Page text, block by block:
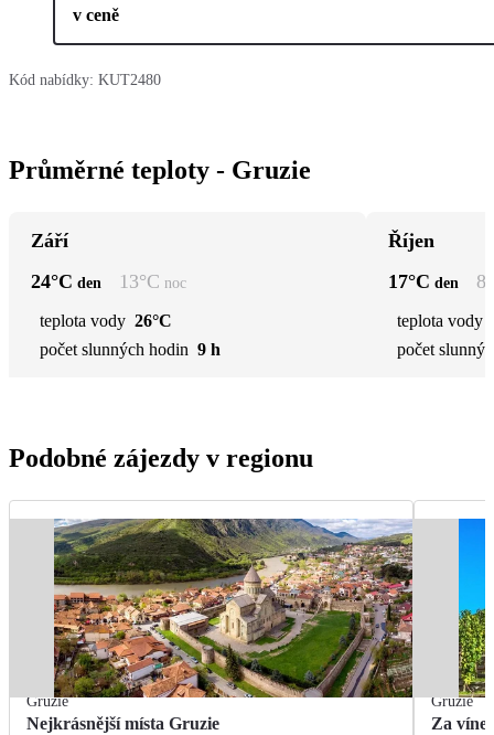
v ceně
Kód nabídky: KUT2480
Průměrné teploty - Gruzie
Září
24°C den 13°C noc
teplota vody 26°C
počet slunných hodin 9 h
Říjen
17°C den 8
teplota vody
počet
Podobné zájezdy v regionu
Gruzie
Nejkrásnější místa Gruzie
Gruzie
Za